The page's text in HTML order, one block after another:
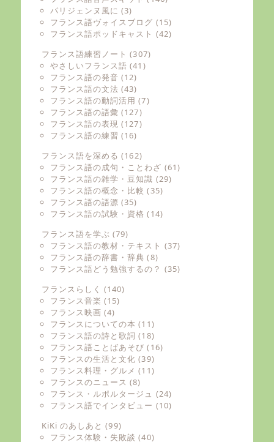
パリジェンヌ風に (3)
フランス語ヴォイスブログ (15)
フランス語ポッドキャスト (42)
フランス語練習ノート (307)
やさしいフランス語 (41)
フランス語の発音 (12)
フランス語の文法 (43)
フランス語の動詞活用 (7)
フランス語の語彙 (127)
フランス語の表現 (127)
フランス語の練習 (16)
フランス語を深める (162)
フランス語の成句・ことわざ (61)
フランス語の雑学・豆知識 (29)
フランス語の概念・比較 (35)
フランス語の語源 (35)
フランス語の試験・資格 (14)
フランス語を学ぶ (79)
フランス語の教材・テキスト (37)
フランス語の辞書・辞典 (8)
フランス語どう勉強するの？ (35)
フランスらしく (140)
フランス音楽 (15)
フランス映画 (4)
フランスについての本 (11)
フランス語の詩と歌詞 (18)
フランス語ことばあそび (16)
フランスの生活と文化 (39)
フランス料理・グルメ (11)
フランスのニュース (8)
フランス・ルポルタージュ (24)
フランス語でインタビュー (10)
KiKi のあしあと (99)
フランス体験・失敗談 (40)